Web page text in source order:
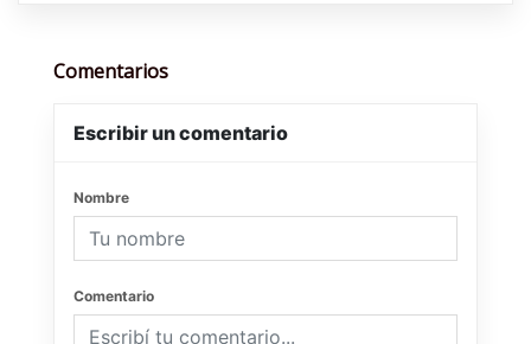
Comentarios
Escribir un comentario
Nombre
Comentario